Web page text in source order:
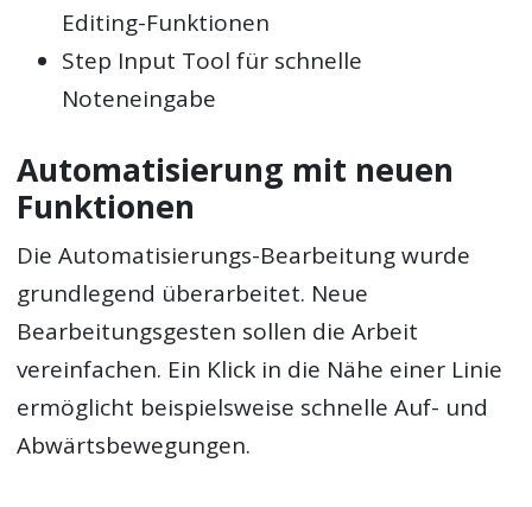
Editing-Funktionen
Step Input Tool für schnelle
Noteneingabe
Automatisierung mit neuen
Funktionen
Die Automatisierungs-Bearbeitung wurde
grundlegend überarbeitet. Neue
Bearbeitungsgesten sollen die Arbeit
vereinfachen. Ein Klick in die Nähe einer Linie
ermöglicht beispielsweise schnelle Auf- und
Abwärtsbewegungen.